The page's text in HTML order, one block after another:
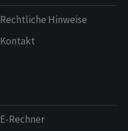
Rechtliche Hinweise
Kontakt
E-Rechner